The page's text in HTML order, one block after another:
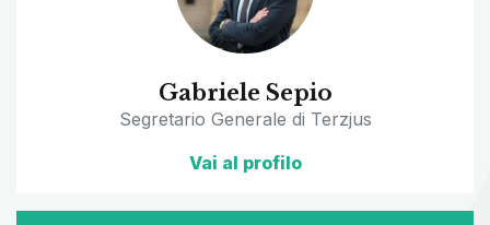
Gabriele Sepio
Segretario Generale di Terzjus
Vai al profilo